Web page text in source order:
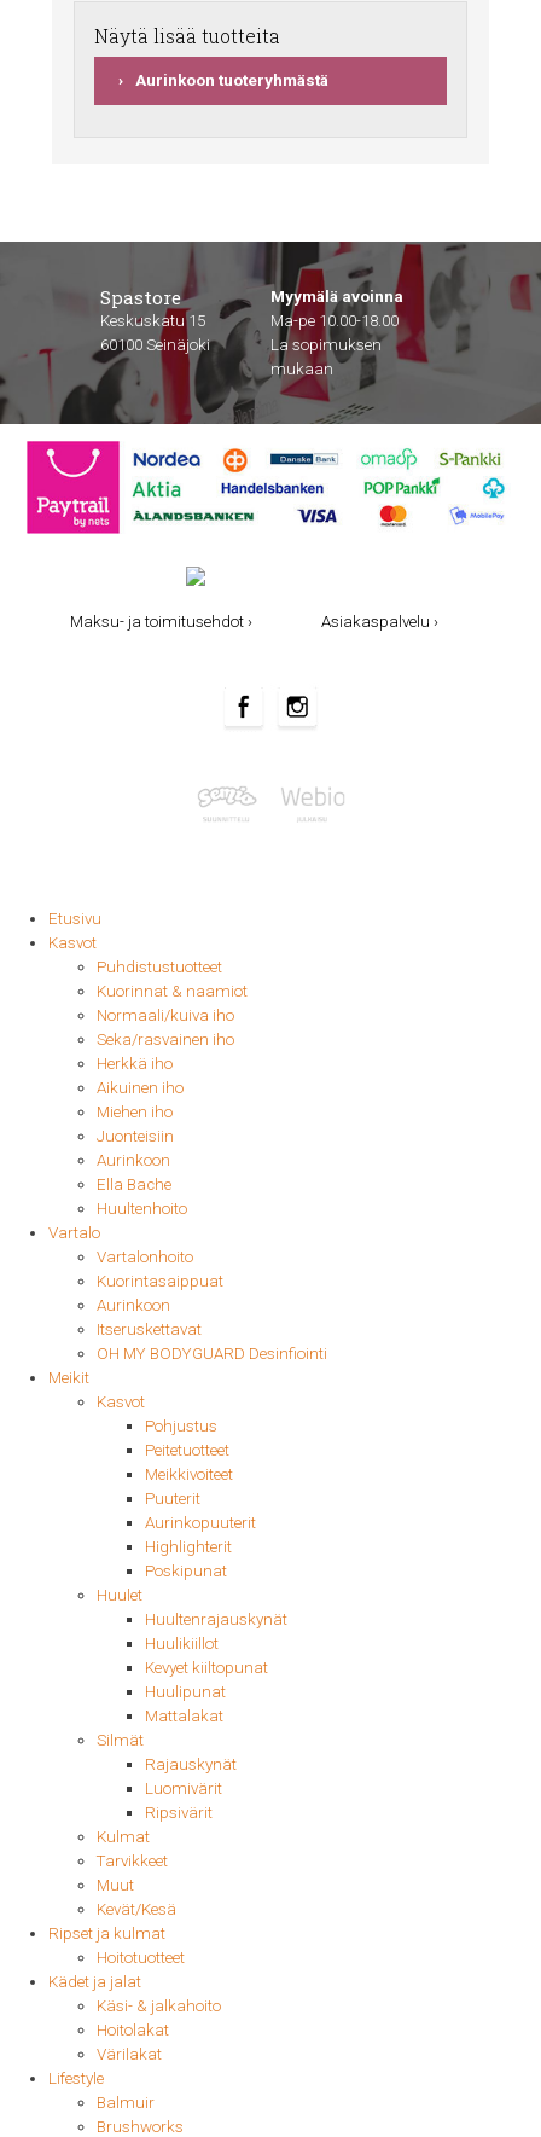
Näytä lisää tuotteita
Aurinkoon tuoteryhmästä
Spastore
Keskuskatu 15
60100 Seinäjoki
Myymälä avoinna
Ma-pe 10.00-18.00
La sopimuksen
mukaan
Maksu- ja toimitusehdot › Asiakaspalvelu ›
Etusivu
Kasvot
Puhdistustuotteet
Kuorinnat & naamiot
Normaali/kuiva iho
Seka/rasvainen iho
Herkkä iho
Aikuinen iho
Miehen iho
Juonteisiin
Aurinkoon
Ella Bache
Huultenhoito
Vartalo
Vartalonhoito
Kuorintasaippuat
Aurinkoon
Itseruskettavat
OH MY BODYGUARD Desinfiointi
Meikit
Kasvot
Pohjustus
Peitetuotteet
Meikkivoiteet
Puuterit
Aurinkopuuterit
Highlighterit
Poskipunat
Huulet
Huultenrajauskynät
Huulikiillot
Kevyet kiiltopunat
Huulipunat
Mattalakat
Silmät
Rajauskynät
Luomivärit
Ripsivärit
Kulmat
Tarvikkeet
Muut
Kevät/Kesä
Ripset ja kulmat
Hoitotuotteet
Kädet ja jalat
Käsi- & jalkahoito
Hoitolakat
Värilakat
Lifestyle
Balmuir
Brushworks